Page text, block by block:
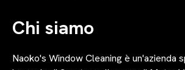
Chi siamo
Naoko's Window Cleaning è un'azienda